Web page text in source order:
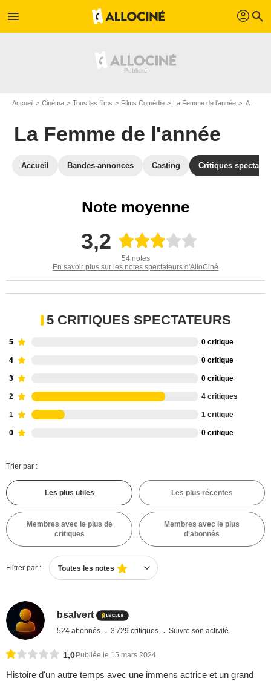
menu profil search
Accueil Cinéma Tous les films Films Comédie La Femme de l'année Avis sur La Femme de l'année
La Femme de l'année
Accueil Bandes-annonces Casting Critiques
Note moyenne
3,2
54 notes
En savoir plus sur les notes spectateurs d'AlloCiné
5 CRITIQUES SPECTATEURS
5 0 critique
4 0 critique
3 0 critique
2 4 critiques
1 1 critique
0 0 critique
Trier par :
Les plus utiles Les plus récentes
Membres avec le plus de
critiques
Membres avec le plus
d'abonnés
Filtrer par : Toutes les notes
bsalvert
524 abonnés 3 729 critiques Suivre son activité
1,0 Publiée le 15 mars 2024
Histoire d'un autre temps avec une immens actrice et un grand